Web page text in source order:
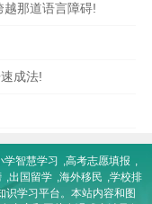
那道语言障碍!
成法!
学智慧学习 ,高考志愿填报 ,
,出国留学 ,海外移民 ,学校排
识学习平台。本站内容和图